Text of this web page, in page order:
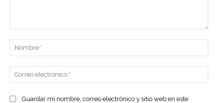
Guardar mi nombre, correo electrónico y sitio web en este